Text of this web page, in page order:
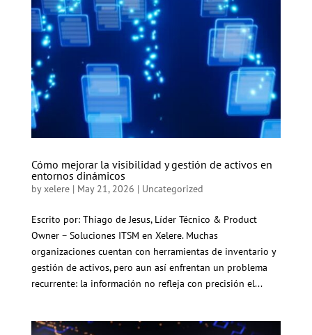
Cómo mejorar la visibilidad y gestión de activos en
entornos dinámicos
byxelere| May 21, 2026 | Uncategorized
Escrito por: Thiago de Jesus, Líder Técnico & Product
Owner – Soluciones ITSM en Xelere. Muchas
organizaciones cuentan con herramientas de inventario y
gestión de activos, pero aun así enfrentan un problema
recurrente: la información no refleja con precisión el...